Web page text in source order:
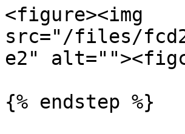
<figure><img
src="/files/
e2"
{% endstep %}